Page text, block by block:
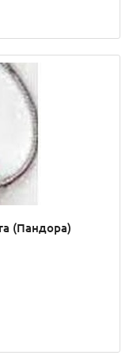
(Пандора)